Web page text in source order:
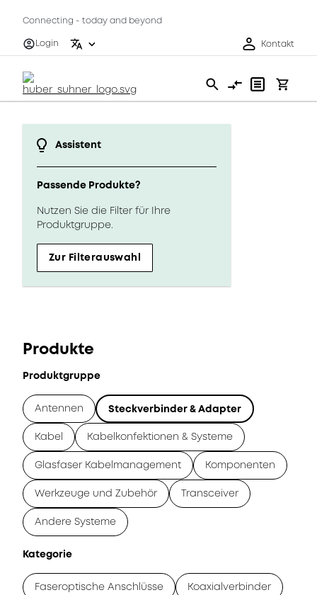
Connecting - today and beyond
Login
Kontakt
Assistent
Passende Produkte?
Nutzen Sie die Filter für Ihre
Produktgruppe.
Zur Filterauswahl
Produkte
Produktgruppe
Antennen Steckverbinder & Adapter
Kabel Kabelkonfektionen & Systeme
Glasfaser Kabelmanagement Komponenten
Werkzeuge und Zubehör Transceiver
Andere Systeme
Kategorie
Faseroptische Anschlüsse Koaxialverbinder